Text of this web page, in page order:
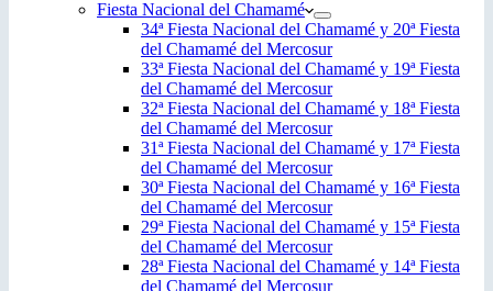
Fiesta Nacional del Chamamé
34ª Fiesta Nacional del Chamamé y 20ª Fiesta
del Chamamé del Mercosur
33ª Fiesta Nacional del Chamamé y 19ª Fiesta
del Chamamé del Mercosur
32ª Fiesta Nacional del Chamamé y 18ª Fiesta
del Chamamé del Mercosur
31ª Fiesta Nacional del Chamamé y 17ª Fiesta
del Chamamé del Mercosur
30ª Fiesta Nacional del Chamamé y 16ª Fiesta
del Chamamé del Mercosur
29ª Fiesta Nacional del Chamamé y 15ª Fiesta
del Chamamé del Mercosur
28ª Fiesta Nacional del Chamamé y 14ª Fiesta
del Chamamé del Mercosur